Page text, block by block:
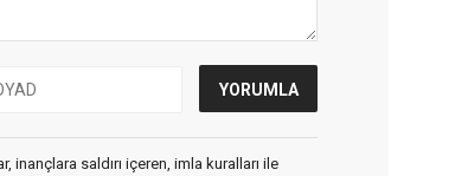
saldırı içeren, imla kuralları ile